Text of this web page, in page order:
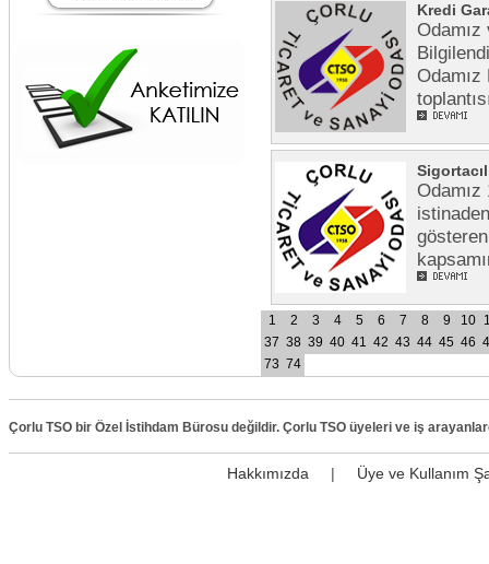
Kredi
Odamız
1 2 3 4 5 6 7 8 9 10
37 38 39 40 41 42 43 44 45 46
73 74
Çorlu TSO bir Özel İstihdam Bürosu değildir. Çorlu TSO üyeleri ve iş
Hakkımızda | Üye ve Kullanım